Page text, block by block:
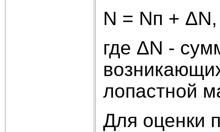
N = Nп +
где ΔN -
лопастной
Для оценки